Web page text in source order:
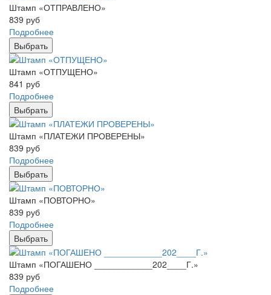
Штамп «ОТПРАВЛЕНО»
839 руб
Подробнее
Выбрать
Штамп «ОТПУЩЕНО»
841 руб
Подробнее
Выбрать
Штамп «ПЛАТЕЖИ ПРОВЕРЕНЫ»
839 руб
Подробнее
Выбрать
Штамп «ПОВТОРНО»
839 руб
Подробнее
Выбрать
Штамп «ПОГАШЕНО ____________202____Г.»
839 руб
Подробнее